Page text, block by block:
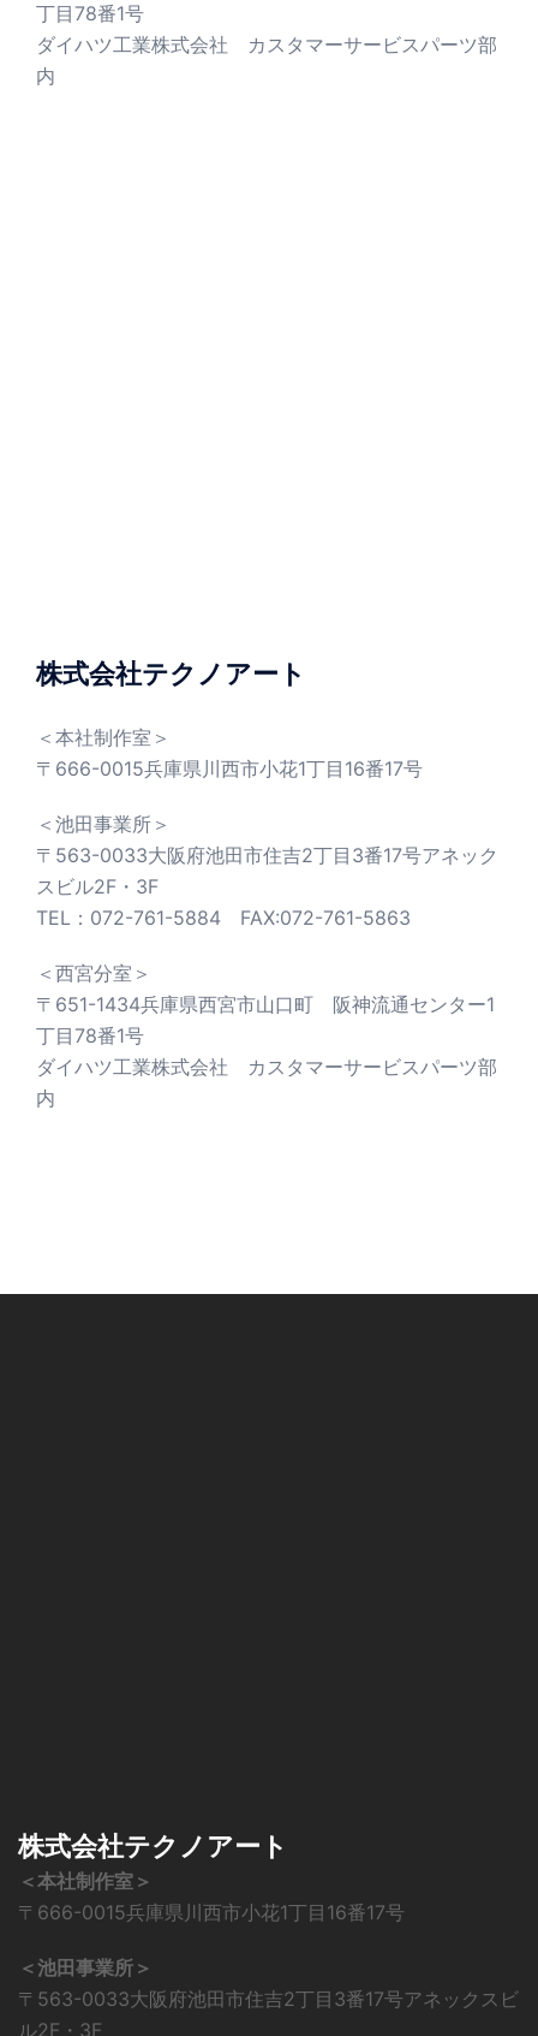
丁目78番1号
ダイハツ工業株式会社 カスタマーサービスパーツ部
内
株式会社テクノアート
＜本社制作室＞
〒666-0015兵庫県川西市小花1丁目16番17号
＜池田事業所＞
〒563-0033大阪府池田市住吉2丁目3番17号アネック
スビル2F・3F
TEL：072-761-5884 FAX:072-761-5863
＜西宮分室＞
〒651-1434兵庫県西宮市山口町 阪神流通センター1
丁目78番1号
ダイハツ工業株式会社 カスタマーサービスパーツ部
内
株式会社テクノアート
＜本社制作室＞
〒666-0015兵庫県川西市小花1丁目16番17号
＜池田事業所＞
〒563-0033大阪府池田市住吉2丁目3番17号アネックスビ
ル2F・3F